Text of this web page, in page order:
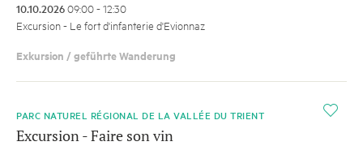
10.10.202609:00 - 12:30
Excursion - Le fort d'infanterie d'Evionnaz
Exkursion / geführte Wanderung
i
PARC NATUREL RÉGIONAL DE LA VALLÉE DU TRIENT
Excursion - Faire son vin